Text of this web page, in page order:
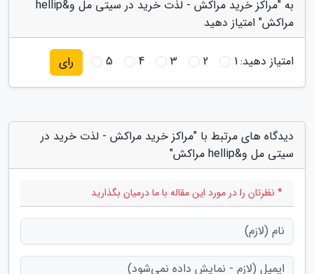
به "مراکز خرید مراکش - لذت خرید در سیتی مل و&hellip
مراکش" امتیاز دهید
امتیاز دهید:1
2
3
4
5 رای
دیدگاه های مرتبط با "مراکز خرید مراکش - لذت خرید در
سیتی مل و&hellip مراکش"
* نظرتان را در مورد این مقاله با ما درمیان بگذارید